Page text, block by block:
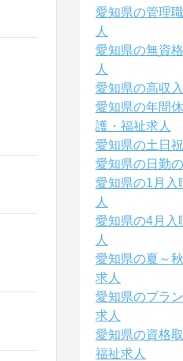
愛知県の管理
人
愛知県の無資
人
愛知県の高収
愛知県の年間
護・福祉求人
愛知県の土日
愛知県の日勤
愛知県の1月入
人
愛知県の4月入
人
愛知県の夏～
求人
愛知県のブラ
求人
愛知県の資格
福祉求人